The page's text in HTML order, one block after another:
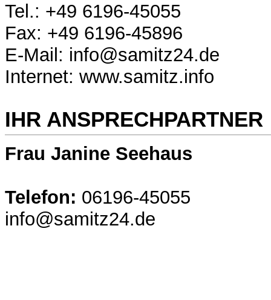
Tel.: +49 6196-45055
Fax: +49 6196-45896
E-Mail: info@samitz24.de
Internet: www.samitz.info
IHR ANSPRECHPARTNER
Frau Janine Seehaus
Telefon: 06196-45055
info@samitz24.de